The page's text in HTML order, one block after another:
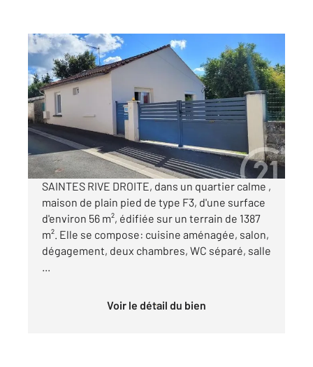
SAINTES 17
56 m2, 4 pièces
Ref : 5501
Maison à vendre
150 000 €
Visiter le site dédié
SAINTES RIVE DROITE, dans un quartier calme ,
maison de plain pied de type F3, d'une surface
d'environ 56 m², édifiée sur un terrain de 1387
m². Elle se compose: cuisine aménagée, salon,
dégagement, deux chambres, WC séparé, salle
...
Voir le détail du bien